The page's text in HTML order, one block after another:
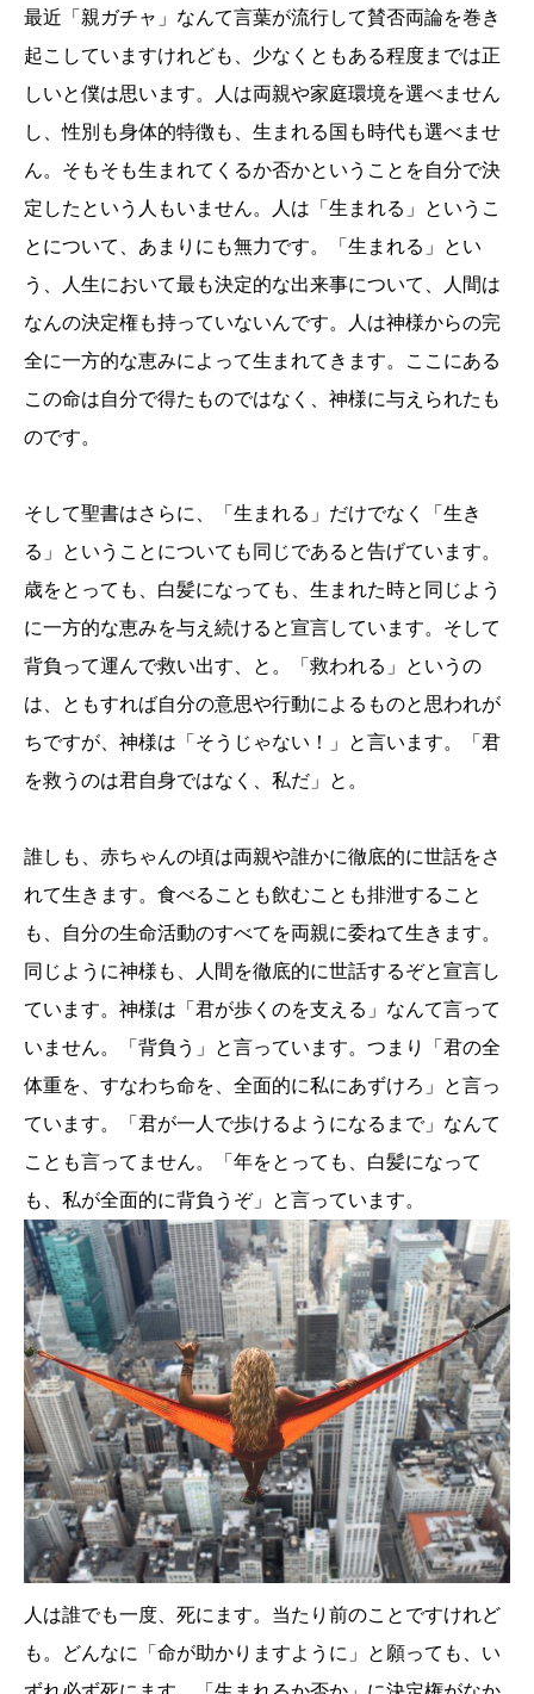
最近「親ガチャ」なんて言葉が流行して賛否両論を巻き
起こしていますけれども、少なくともある程度までは正
しいと僕は思います。人は両親や家庭環境を選べません
し、性別も身体的特徴も、生まれる国も時代も選べませ
ん。そもそも生まれてくるか否かということを自分で決
定したという人もいません。人は「生まれる」というこ
とについて、あまりにも無力です。「生まれる」とい
う、人生において最も決定的な出来事について、人間は
なんの決定権も持っていないんです。人は神様からの完
全に一方的な恵みによって生まれてきます。ここにある
この命は自分で得たものではなく、神様に与えられたも
のです。
そして聖書はさらに、「生まれる」だけでなく「生き
る」ということについても同じであると告げています。
歳をとっても、白髪になっても、生まれた時と同じよう
に一方的な恵みを与え続けると宣言しています。そして
背負って運んで救い出す、と。「救われる」というの
は、ともすれば自分の意思や行動によるものと思われが
ちですが、神様は「そうじゃない！」と言います。「君
を救うのは君自身ではなく、私だ」と。
誰しも、赤ちゃんの頃は両親や誰かに徹底的に世話をさ
れて生きます。食べることも飲むことも排泄すること
も、自分の生命活動のすべてを両親に委ねて生きます。
同じように神様も、人間を徹底的に世話するぞと宣言し
ています。神様は「君が歩くのを支える」なんて言って
いません。「背負う」と言っています。つまり「君の全
体重を、すなわち命を、全面的に私にあずけろ」と言っ
ています。「君が一人で歩けるようになるまで」なんて
ことも言ってません。「年をとっても、白髪になって
も、私が全面的に背負うぞ」と言っています。
人は誰でも一度、死にます。当たり前のことですけれど
も。どんなに「命が助かりますように」と願っても、い